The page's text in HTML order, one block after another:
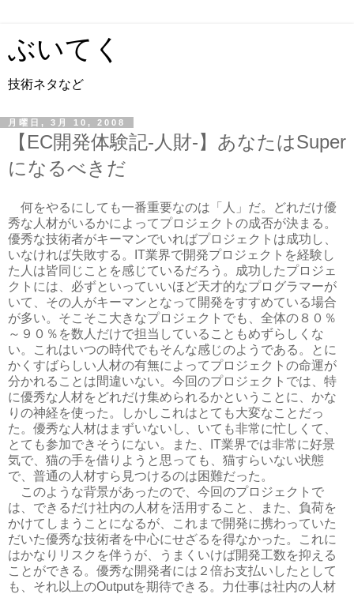
ぶいてく
技術ネタなど
月曜日, 3月 10, 2008
【EC開発体験記-人財-】あなたはSuper
になるべきだ
何をやるにしても一番重要なのは「人」だ。どれだけ優
秀な人材がいるかによってプロジェクトの成否が決まる。
優秀な技術者がキーマンでいればプロジェクトは成功し、
いなければ失敗する。IT業界で開発プロジェクトを経験し
た人は皆同じことを感じているだろう。成功したプロジェ
クトには、必ずといっていいほど天才的なプログラマーが
いて、その人がキーマンとなって開発をすすめている場合
が多い。そこそこ大きなプロジェクトでも、全体の８０％
～９０％を数人だけで担当していることもめずらしくな
い。これはいつの時代でもそんな感じのようである。とに
かくすばらしい人材の有無によってプロジェクトの命運が
分かれることは間違いない。今回のプロジェクトでは、特
に優秀な人材をどれだけ集められるかということに、かな
りの神経を使った。しかしこれはとても大変なことだっ
た。優秀な人材はまずいないし、いても非常に忙しくて、
とても参加できそうにない。また、IT業界では非常に好景
気で、猫の手を借りようと思っても、猫すらいない状態
で、普通の人材すら見つけるのは困難だった。
このような背景があったので、今回のプロジェクトで
は、できるだけ社内の人材を活用すること、また、負荷を
かけてしまうことになるが、これまで開発に携わっていた
だいた優秀な技術者を中心にせざるを得なかった。これに
はかなりリスクを伴うが、うまくいけば開発工数を抑える
ことができる。優秀な開発者には２倍お支払いしたとして
も、それ以上のOutputを期待できる。力仕事は社内の人材